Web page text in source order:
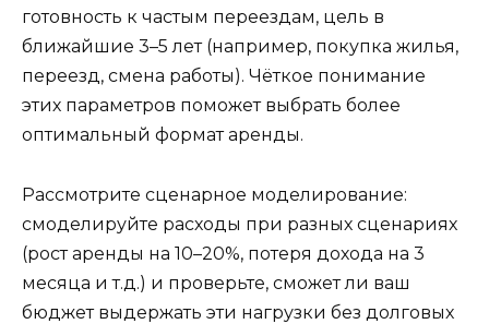
готовность к частым переездам, цель в
ближайшие 3–5 лет (например, покупка жилья,
переезд, смена работы). Чёткое понимание
этих параметров поможет выбрать более
оптимальный формат аренды.
Рассмотрите сценарное моделирование:
смоделируйте расходы при разных сценариях
(рост аренды на 10–20%, потеря дохода на 3
месяца и т.д.) и проверьте, сможет ли ваш
бюджет выдержать эти нагрузки без долговых